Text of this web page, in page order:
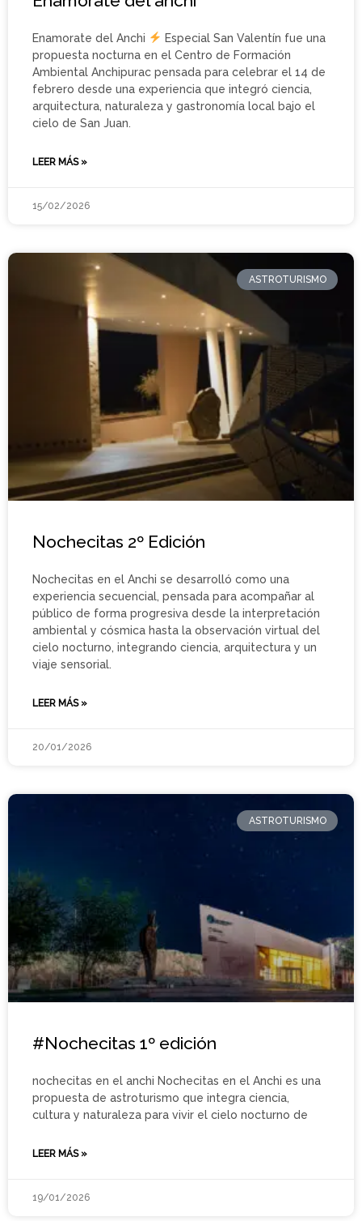
Enamorate del Anchi
Especial San Valentín fue una
propuesta nocturna en el Centro de Formación
Ambiental Anchipurac pensada para celebrar el 14 de
febrero desde una experiencia que integró ciencia,
arquitectura, naturaleza y gastronomía local bajo el
cielo de San Juan.
LEER MÁS »
15/02/2026
ASTROTURISMO
Nochecitas 2º Edición
Nochecitas en el Anchi se desarrolló como una
experiencia secuencial, pensada para acompañar al
público de forma progresiva desde la interpretación
ambiental y cósmica hasta la observación virtual del
cielo nocturno, integrando ciencia, arquitectura y un
viaje sensorial.
LEER MÁS »
20/01/2026
ASTROTURISMO
#Nochecitas 1º edición
nochecitas en el anchi Nochecitas en el Anchi es una
propuesta de astroturismo que integra ciencia,
cultura y naturaleza para vivir el cielo nocturno de
LEER MÁS »
19/01/2026